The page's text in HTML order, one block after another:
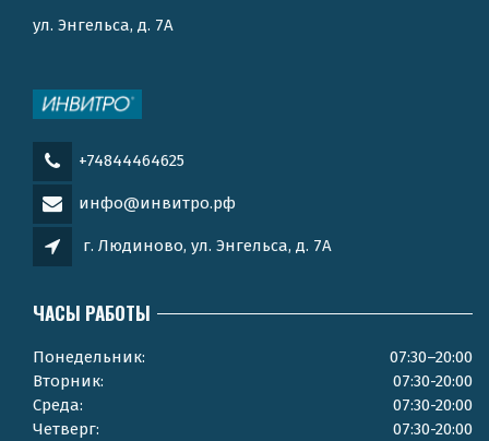
ул. Энгельса, д. 7А
+74844464625
инфо@инвитро.рф
г. Людиново, ул. Энгельса, д. 7А
ЧАСЫ РАБОТЫ
Понедельник:
07:30–20:00
Вторник:
07:30-20:00
Среда:
07:30-20:00
Четверг:
07:30-20:00